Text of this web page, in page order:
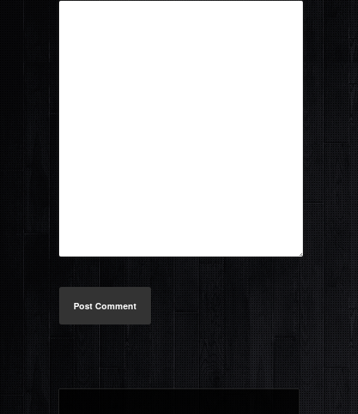
Post Comment